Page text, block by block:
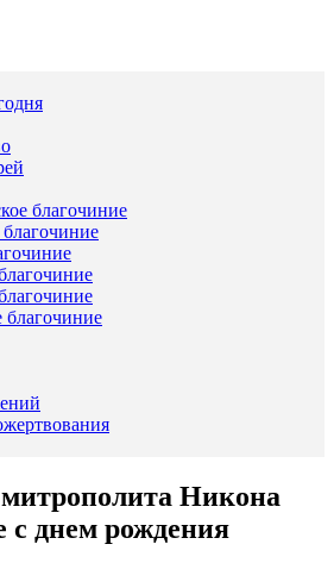
благочиние
благочиние
Никона
с днем рождения